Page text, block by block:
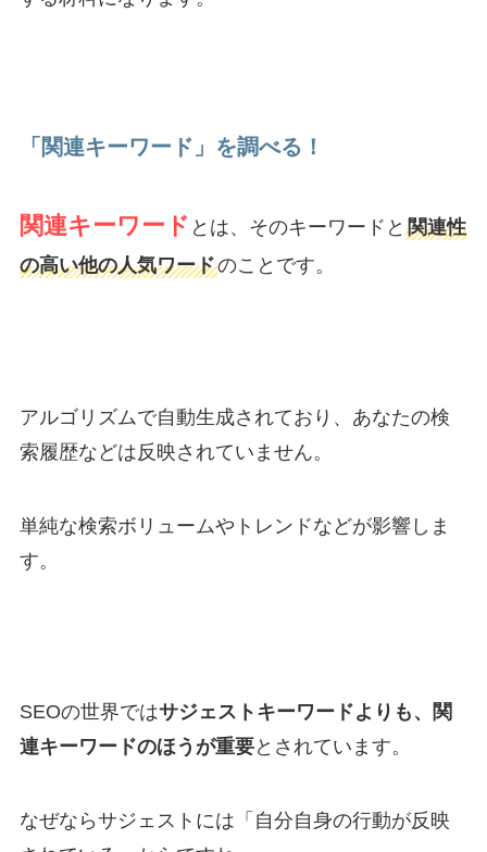
「関連キーワード」を調べる！
関連キーワード とは、そのキーワードと 関連性
の高い他の人気ワードのことです。
アルゴリズムで自動生成されており、あなたの検
索履歴などは反映されていません。
単純な検索ボリュームやトレンドなどが影響しま
す。
SEOの世界ではサジェストキーワードよりも、関
連キーワードのほうが重要とされています。
なぜならサジェストには「自分自身の行動が反映